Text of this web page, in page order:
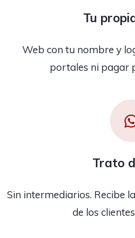
Tu
Web con tu nombre y
portales ni pagar
Trato
Sin intermediarios. Recibe
de los